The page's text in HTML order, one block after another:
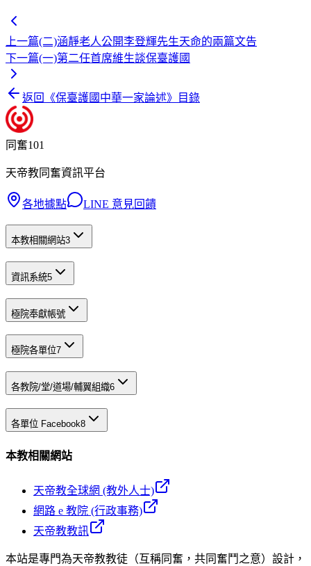
上一篇(二)涵靜老人公開李登輝先生天命的兩篇文告
下一篇(一)第二任首席維生談保臺護國
返回《保臺護國中華一家論述》目錄
同奮101
天帝教同奮資訊平台
各地據點 LINE 意見回饋
本教相關網站3
資訊系統5
極院奉獻帳號
極院各單位7
各教院/堂/道場/輔翼組織6
各單位 Facebook8
本教相關網站
天帝教全球網 (教外人士)
網路 e 教院 (行政事務)
天帝教教訊
本站是專門為天帝教教徒（互稱同奮，共同奮鬥之意）設計，